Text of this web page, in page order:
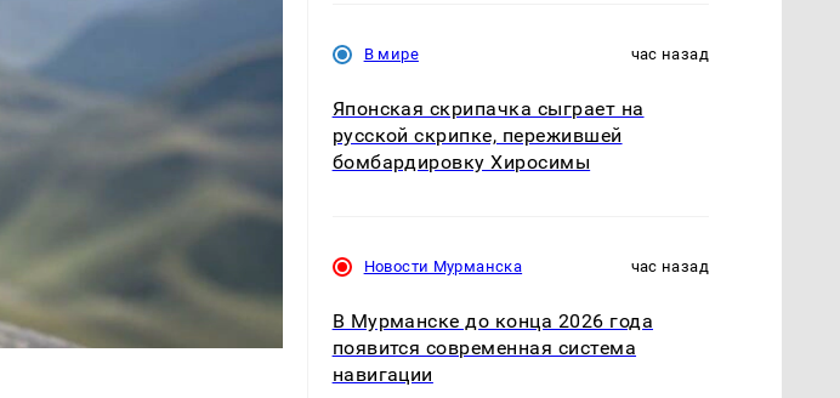
В мире час назад
Японская скрипачка сыграет на
русской скрипке, пережившей
бомбардировку Хиросимы
Новости Мурманска час назад
В Мурманске до конца 2026 года
появится современная система
навигации